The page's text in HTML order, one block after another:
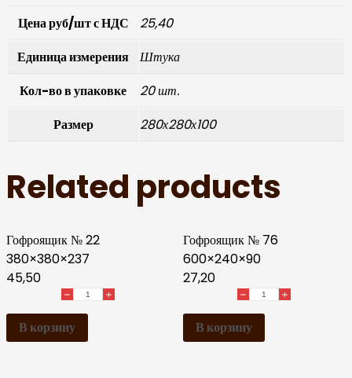
Цена руб/шт с НДС
25,40
Единица измерения
Штука
Кол-во в упаковке
20 шт.
Размер
280х280х100
Related products
Гофроящик № 22
380×380×237
45,50
В корзину
Гофроящик № 76
600×240×90
27,20
В корзину